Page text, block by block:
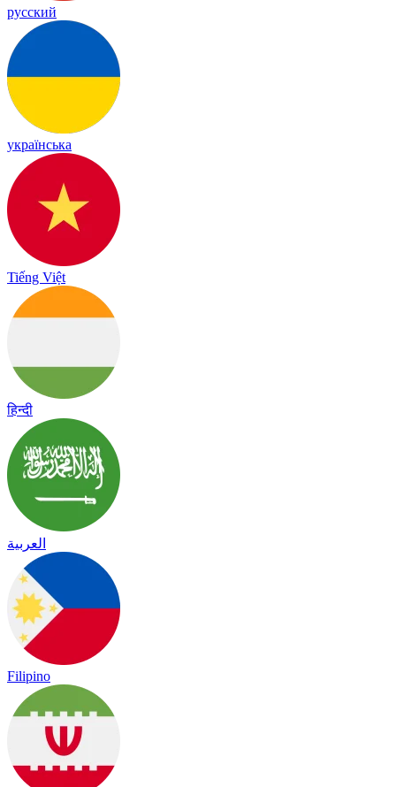
русский
українська
Tiếng Việt
हिन्दी
العربية
Filipino